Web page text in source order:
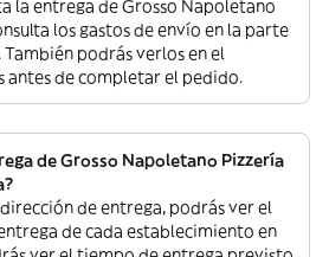
la entrega de Grosso Napoletano
los gastos de envío en la parte
podrás verlos en el
antes de completar el pedido.
de Grosso Napoletano Pizzería
de entrega, podrás ver el
de cada establecimiento en